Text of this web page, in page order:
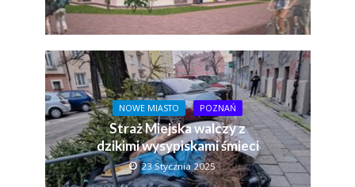
NOWE MIASTO POZNAŃ
Straż Miejska walczy z
dzikimi wysypiskami śmieci
23 Stycznia 2025